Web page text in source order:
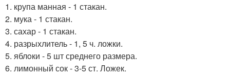
1. крупа манная - 1 стакан.
2. мука - 1 стакан.
3. сахар - 1 стакан.
4. разрыхлитель - 1, 5 ч. ложки.
5. яблoки - 5 шт среднего размера.
6. лимонный сок - 3-5 ст. Ложек.